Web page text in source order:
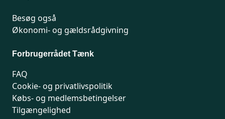
Besøg også
Økonomi- og gældsrådgivning
Forbrugerrådet Tænk
FAQ
Cookie- og privatlivspolitik
Købs- og medlemsbetingelser
Tilgængelighed